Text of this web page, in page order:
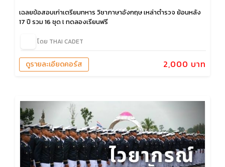
เฉลยข้อสอบเก่าเตรียมทหาร วิชาภาษาอังกฤษ เหล่าตำรวจ ย้อนหลัง
17 ปี รวม 16 ชุด l ทดลองเรียนฟรี
โดย THAI CADET
2,000 บาท
ดูรายละเอียดคอร์ส